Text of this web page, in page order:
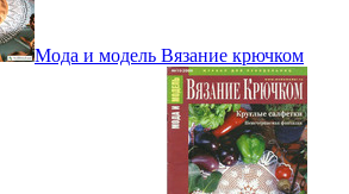
Мода и модель Вязание крючком